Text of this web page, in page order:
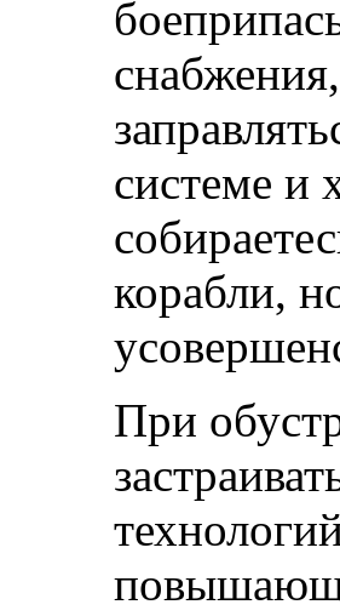
системе и
корабли,
При